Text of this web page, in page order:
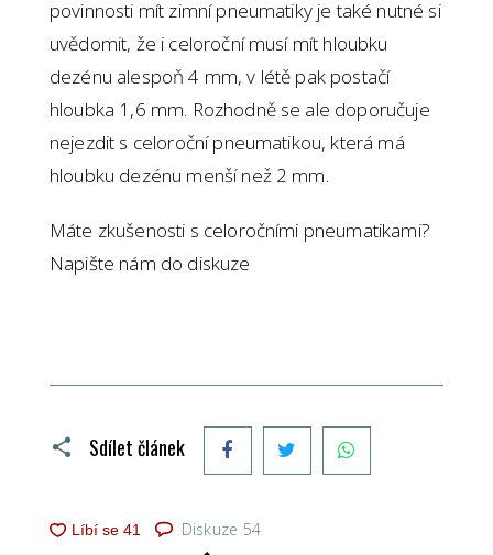
povinnosti mít zimní pneumatiky je také nutné si
uvědomit, že i celoroční musí mít hloubku
dezénu alespoň 4 mm, v létě pak postačí
hloubka 1,6 mm. Rozhodně se ale doporučuje
nejezdit s celoroční pneumatikou, která má
hloubku dezénu menší než 2 mm.
Máte zkušenosti s celoročními pneumatikami?
Napište nám do diskuze
Sdílet článek FacebookTwitter
Diskuze 54